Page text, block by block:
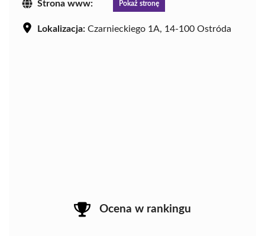
Strona www: Pokaż stronę
Lokalizacja: Czarnieckiego 1A, 14-100 Ostróda
Ocena w rankingu